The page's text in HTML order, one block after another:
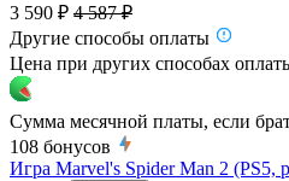
3 590 ₽ 4 587 ₽
Другие способы оплаты
Цена при других способах
Сумма месячной платы, если
108 бонусов
Игра Marvel's Spider Man 2 (PS5,